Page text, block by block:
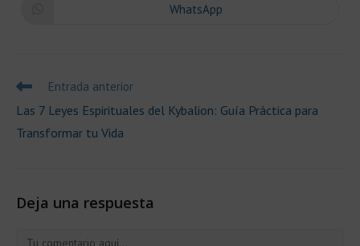
Se
WhatsApp
Leer
artículos
Entrada anterior
Las 7 Leyes Espirituales del Kybalion: Guía Práctica para
Transformar tu Vida
Deja una respuesta
Comentario